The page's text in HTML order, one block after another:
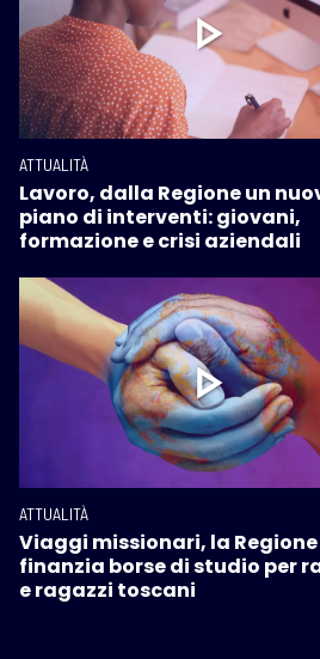
ATTUALITÀ
Lavoro, dalla Regione un
piano di interventi: giovani,
formazione e crisi aziendali
ATTUALITÀ
Viaggi missionari, la Regione
finanzia borse di studio per
e ragazzi toscani